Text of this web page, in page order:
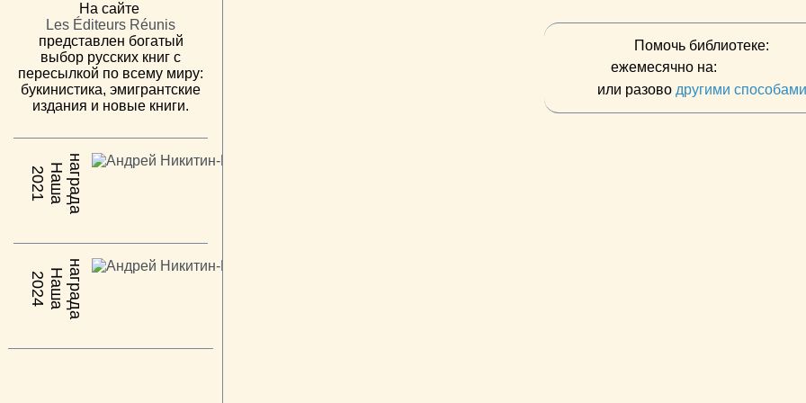
На сайте
Les Éditeurs Réunis
представлен богатый
выбор русских книг с
пересылкой по всему миру:
букинистика, эмигрантские
издания и новые книги.
2021 Н
а
ш
ан
а
г
р
а
да
2024 Н
а
ш
ан
а
г
р
а
да
Помочь библиотеке:
ежемесячно на:
или разово другими способами